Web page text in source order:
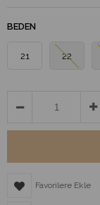
BEDEN
21 22
Favorilere Ekle